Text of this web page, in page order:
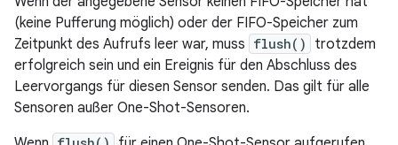
(keine Pufferung möglich) oder der FIFO-Speicher zum
Zeitpunkt des Aufrufs leer war, muss flush()
trotzdem
erfolgreich sein und ein Ereignis für den Abschluss des
Leervorgangs für diesen Sensor senden. Das gilt für alle
Sensoren außer One-Shot-Sensoren.